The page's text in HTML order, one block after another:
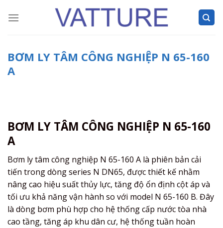
BƠM LY TÂM CÔNG NGHIỆP N 65-160
A
BƠM LY TÂM CÔNG NGHIỆP N 65-160
A
Bơm ly tâm công nghiệp N 65-160 A là phiên bản cải
tiến trong dòng series N DN65, được thiết kế nhằm
nâng cao hiệu suất thủy lực, tăng độ ổn định cột áp và
tối ưu khả năng vận hành so với model N 65-160 B. Đây
là dòng bơm phù hợp cho hệ thống cấp nước tòa nhà
cao tầng, tăng áp khu dân cư, hệ thống tuần hoàn